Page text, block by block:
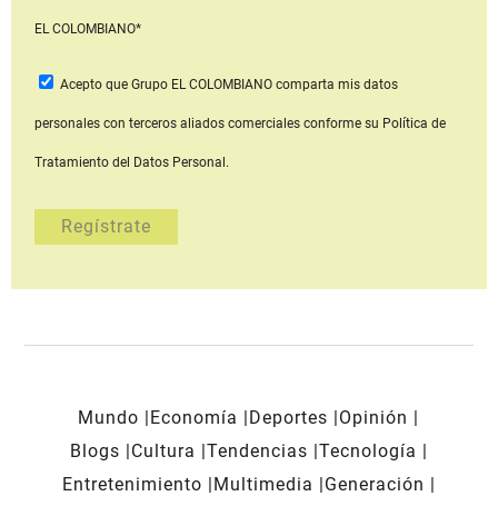
EL COLOMBIANO*
Acepto que Grupo EL COLOMBIANOcomparta mis datos
personales con terceros aliados comerciales conforme su Política de
Tratamiento del Datos Personal.
Mundo Economía Deportes
Opinión
Blogs
Cultura Tendencias Tecnología
Entretenimiento
Multimedia
Generación